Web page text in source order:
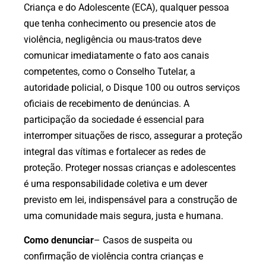
Criança e do Adolescente (ECA), qualquer pessoa
que tenha conhecimento ou presencie atos de
violência, negligência ou maus-tratos deve
comunicar imediatamente o fato aos canais
competentes, como o Conselho Tutelar, a
autoridade policial, o Disque 100 ou outros serviços
oficiais de recebimento de denúncias. A
participação da sociedade é essencial para
interromper situações de risco, assegurar a proteção
integral das vítimas e fortalecer as redes de
proteção. Proteger nossas crianças e adolescentes
é uma responsabilidade coletiva e um dever
previsto em lei, indispensável para a construção de
uma comunidade mais segura, justa e humana.
Como denunciar– Casos de suspeita ou
confirmação de violência contra crianças e